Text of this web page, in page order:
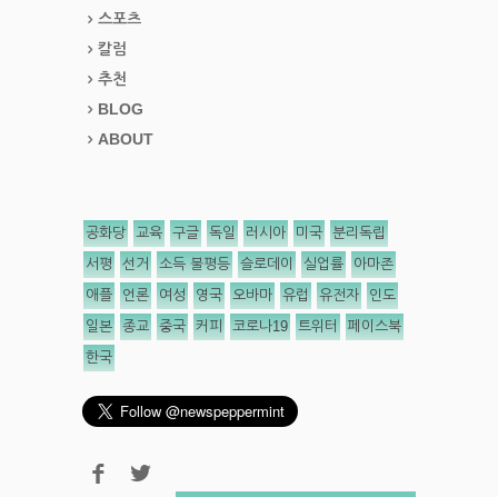
스포츠
칼럼
추천
BLOG
ABOUT
공화당 교육 구글 독일 러시아 미국 분리독립
서평 선거 소득 불평등 슬로데이 실업률 아마존
애플 언론 여성 영국 오바마 유럽 유전자 인도
일본 종교 중국 커피 코로나19 트위터 페이스북
한국